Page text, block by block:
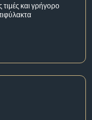
και γρήγορο